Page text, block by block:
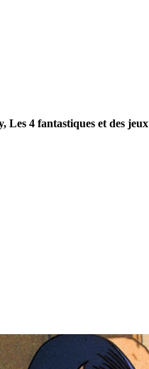
Les 4 fantastiques et des jeux